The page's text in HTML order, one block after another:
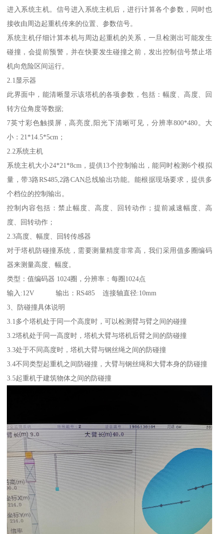
进入系统主机。信号进入系统主机后，进行计算各个参数，同时也
接收由周边起重机传来的位置、参数信号。
系统主机仔细计算本机与周边起重机的关系，一旦检测出可能发生
碰撞，会提前预警，并在快要发生碰撞之前，发出控制信号禁止塔
机向危险区间运行。
2.1显示器
此界面中，能清晰显示该塔机的各项参数，包括：幅度、高度、回
转方位角度等数据;
7英寸彩色触摸屏，高亮度,阳光下清晰可见，分辨率800*480。大
小：21*14.5*5cm；
2.2系统主机
系统主机大小24*21*8cm，提供13个控制输出，能同时检测6个模拟
量，带3路RS485,2路CAN总线输出功能。能根据现场要求，提供多
个档位的控制输出。
控制内容包括：禁止幅度、高度、回转动作；提前减速幅度、高
度、回转动作；
2.3高度、幅度、回转传感器
对于塔机防碰撞系统，需要测量精度非常高，我们采用值多圈编码
器来测量高度、幅度。
类型：值编码器 1024圈，分辨率：每圈1024点
输入:12V 输出：RS485 连接轴直径:10mm
3、防碰撞具体说明
3.1多个塔机处于同一个高度时，可以检测臂与臂之间的碰撞
3.2塔机处于同一高度时，塔机大臂与塔机后臂之间的防碰撞
3.3处于不同高度时，塔机大臂与钢丝绳之间的防碰撞
3.4不同类型起重机之间防碰撞，大臂与钢丝绳和大臂本身的防碰撞
3.5起重机于建筑物体之间的防碰撞